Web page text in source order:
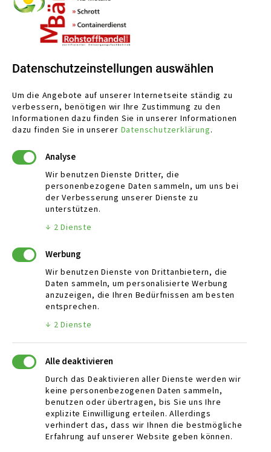
KONTAKT
Schlattwiesen 16
72131 Ofterdingen, Germany
Telefon: 07473 / 378 278- 0
Email:
ÖFFNUNGSZEITEN
Sa:
WEITERE LINKS
Unternehmen
Stelleangebote / Jobs
Datenschutzeinstellungen auswählen
Um die Angebote auf unserer Internetseite ständig zu
verbessern, benötigen wir Ihre Zustimmung zu den
Informationen dazu finden Sie in unserer Informationen
dazu finden Sie in unserer Datenschutzerklärung.
Analyse
Wir benutzen Dienste Dritter, die
personenbezogene Daten sammeln, um uns bei
der Verbesserung unserer Dienste zu
unterstützen.
↓ 2 Dienste
Werbung
Wir benutzen Dienste von Drittanbietern, die
Daten sammeln, um personalisierte Werbung
anzuzeigen, die Ihren Bedürfnissen am besten
entsprechen.
↓ 2 Dienste
Alle deaktivieren
Durch das Deaktivieren aller Dienste werden wir
keine personenbezogenen Daten sammeln,
benutzen oder übertragen, bis Sie uns Ihre
explizite Einwilligung erteilen. Allerdings
verhindert das, dass wir Ihnen die bestmögliche
Erfahrung auf unserer Website geben können.